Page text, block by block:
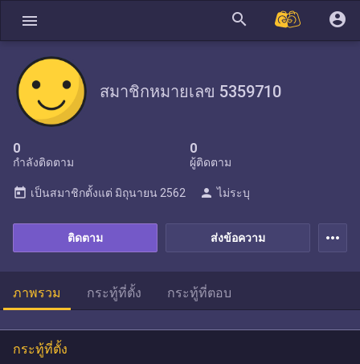
menu search account_circle
สมาชิกหมายเลข 5359710
0
กำลังติดตาม
0
ผู้ติดตาม
ส่งข้อความ
ติดตาม
today เป็นสมาชิกตั้งแต่ มิถุนายน 2562 person ไม่ระบุ
more_horiz
ภาพรวม กระทู้ที่ตั้ง กระทู้ที่ตอบ
กระทู้ที่ตั้ง